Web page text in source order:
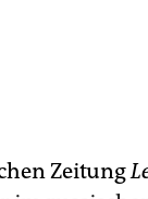
Zeitung